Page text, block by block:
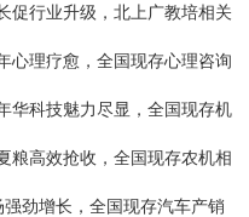
促行业升级，北上广教培相关
心理疗愈，全国现存心理咨询
华科技魅力尽显，全国现存机
粮高效抢收，全国现存农机相
劲增长，全国现存汽车产销